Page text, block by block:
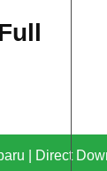
Download Terbaru |